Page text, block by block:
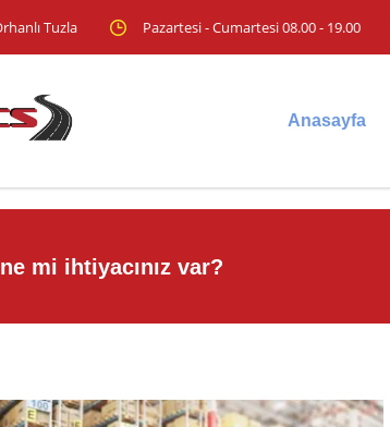
Tuzla Pazartesi - Cumartesi 08.00 - 19.00
Anasayfa
mi ihtiyacınız var?